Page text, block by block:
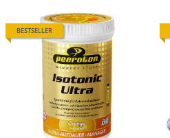
BESTSELLER